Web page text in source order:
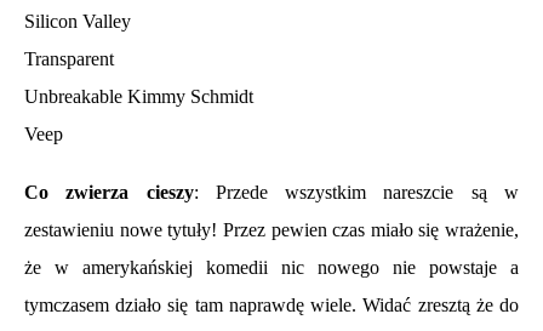
Silicon Valley
Transparent
Unbreakable Kimmy Schmidt
Veep
Co zwierza cieszy: Przede wszystkim nareszcie są w
zestawieniu nowe tytuły! Przez pewien czas miało się wrażenie,
że w amerykańskiej komedii nic nowego nie powstaje a
tymczasem działo się tam naprawdę wiele. Widać zresztą że do